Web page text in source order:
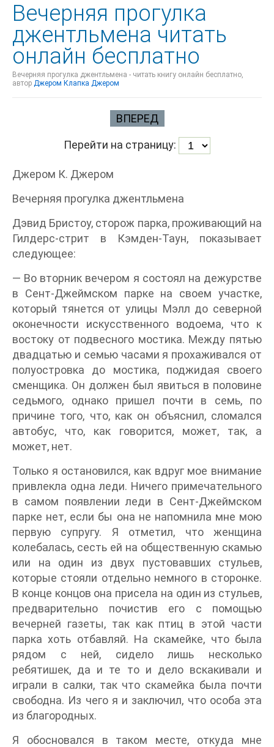
Вечерняя прогулка
джентльмена читать
онлайн бесплатно
Вечерняя прогулка джентльмена - читать книгу онлайн бесплатно,
автор Джером Клапка Джером
ВПЕРЕД
Перейти на страницу:
Джером К. Джером
Вечерняя прогулка джентльмена
Дэвид Бристоу, сторож парка, проживающий на
Гилдерс-стрит в Кэмден-Таун, показывает
следующее:
— Во вторник вечером я состоял на дежурстве
в Сент-Джеймском парке на своем участке,
который тянется от улицы Мэлл до северной
оконечности искусственного водоема, что к
востоку от подвесного мостика. Между пятью
двадцатью и семью часами я прохаживался от
полуостровка до мостика, поджидая своего
сменщика. Он должен был явиться в половине
седьмого, однако пришел почти в семь, по
причине того, что, как он объяснил, сломался
автобус, что, как говорится, может, так, а
может, нет.
Только я остановился, как вдруг мое внимание
привлекла одна леди. Ничего примечательного
в самом появлении леди в Сент-Джеймском
парке нет, если бы она не напомнила мне мою
первую супругу. Я отметил, что женщина
колебалась, сесть ей на общественную скамью
или на один из двух пустовавших стульев,
которые стояли отдельно немного в сторонке.
В конце концов она присела на один из стульев,
предварительно почистив его с помощью
вечерней газеты, так как птиц в этой части
парка хоть отбавляй. На скамейке, что была
рядом с ней, сидело лишь несколько
ребятишек, да и те то и дело вскакивали и
играли в салки, так что скамейка была почти
свободна. Из чего я и заключил, что особа эта
из благородных.
Я обосновался в таком месте, откуда мне